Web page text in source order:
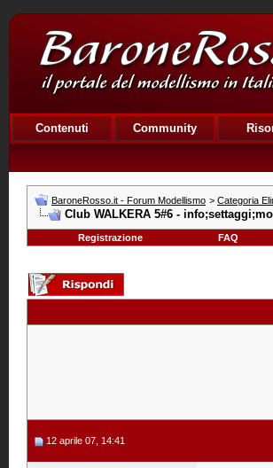
Contenuti Community
BaroneRosso.it - Forum Modellismo > Categoria
Club WALKERA 5#6 -
Registrazione FAQ
12 aprile 07, 14:41